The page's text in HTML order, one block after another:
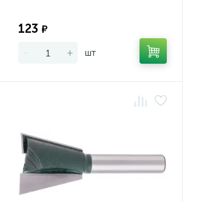
123 ₽
- + шт